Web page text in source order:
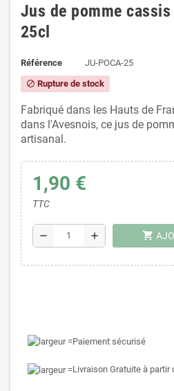
Jus de pomme
25cl
Référence JU-POCA-25
block Rupture de stock
Fabriqué dans les Hauts de
dans l'Avesnois, ce jus de
artisanal.
1,90 €
TTC
remove add shopping_cart
Paiement sécurisé
Livraison Gratuite à partir